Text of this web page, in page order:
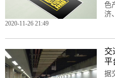
色
济
2020-11-26 21:49
交
平
据